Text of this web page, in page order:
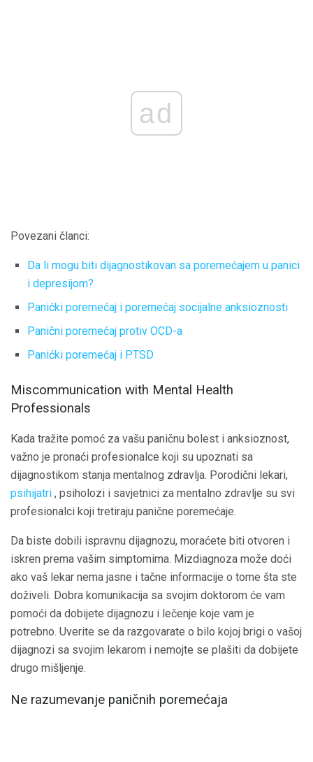
ad
Povezani članci:
Da li mogu biti dijagnostikovan sa poremećajem u panici
i depresijom?
Panićki poremećaj i poremećaj socijalne anksioznosti
Panični poremećaj protiv OCD-a
Panićki poremećaj i PTSD
Miscommunication with Mental Health
Professionals
Kada tražite pomoć za vašu paničnu bolest i anksioznost,
važno je pronaći profesionalce koji su upoznati sa
dijagnostikom stanja mentalnog zdravlja. Porodični lekari,
psihijatri , psiholozi i savjetnici za mentalno zdravlje su svi
profesionalci koji tretiraju panične poremećaje.
Da biste dobili ispravnu dijagnozu, moraćete biti otvoren i
iskren prema vašim simptomima. Mizdiagnoza može doći
ako vaš lekar nema jasne i tačne informacije o tome šta ste
doživeli. Dobra komunikacija sa svojim doktorom će vam
pomoći da dobijete dijagnozu i lečenje koje vam je
potrebno. Uverite se da razgovarate o bilo kojoj brigi o vašoj
dijagnozi sa svojim lekarom i nemojte se plašiti da dobijete
drugo mišljenje.
Ne razumevanje paničnih poremećaja